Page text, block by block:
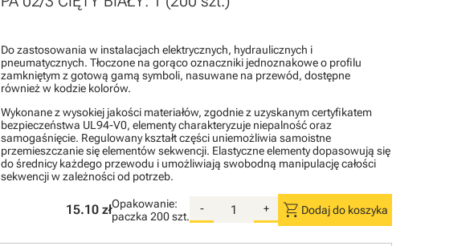
Do zastosowania w instalacjach elektrycznych, hydraulicznych i
pneumatycznych. Tłoczone na gorąco oznaczniki jednoznakowe o profilu
zamkniętym z gotową gamą symboli, nasuwane na przewód, dostępne
również w kodzie kolorów.
Wykonane z wysokiej jakości materiałów, zgodnie z uzyskanym certyfikatem
bezpieczeństwa UL94-V0, elementy charakteryzuje niepalność oraz
samogaśnięcie. Regulowany kształt części uniemożliwia samoistne
przemieszczanie się elementów sekwencji. Elastyczne elementy dopasowują się
do średnicy każdego przewodu i umożliwiają swobodną manipulację całości
sekwencji w zależności od potrzeb.
15.10 złOpakowanie:
paczka 200 szt.
- + shopping_cart Dodaj do koszyka